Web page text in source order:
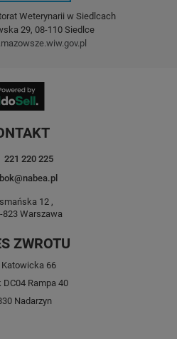
Weterynarii w Siedlcach
29, 08-110 Siedlce
221 220 225
bok@nabea.pl
12 ,
823Warszawa
ZWROTU
Katowicka 66
DC04 Rampa 40
Nadarzyn